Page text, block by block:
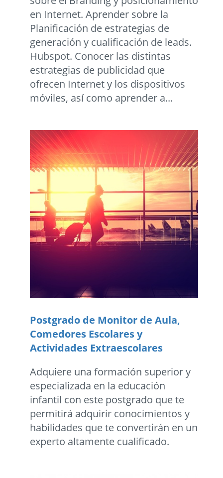
en Internet. Aprender sobre la
Planificación de estrategias de
generación y cualificación de leads.
Hubspot. Conocer las distintas
estrategias de publicidad que
ofrecen Internet y los dispositivos
móviles, así como aprender a...
Postgrado de Monitor de Aula,
Comedores Escolares y
Actividades Extraescolares
Adquiere una formación superior y
especializada en la educación
infantil con este postgrado que te
permitirá adquirir conocimientos y
habilidades que te convertirán en un
experto altamente cualificado.